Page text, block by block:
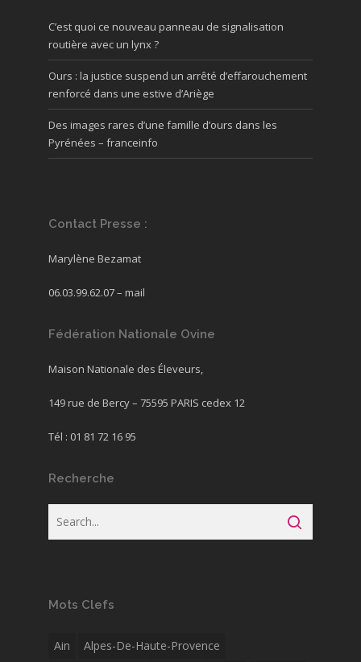
C’est quoi ce nouveau panneau de signalisation
routière avec un lynx ?
Ours : la justice suspend un arrêté d’effarouchement
renforcé dans une estive d’Ariège
Des images rares d’une famille d’ours dans les
Pyrénées – franceinfo
Contact Presse :
Marylène Bezamat
06.03.99.62.07 – mail
Fédération Nationale Ovine
Maison Nationale des Éleveurs,
149 rue de Bercy – 75595 PARIS cedex 12
Tél : 01 81 72 16 95
Recherche
Mots Clefs
Ain
Alpes-De-Haute-Provence